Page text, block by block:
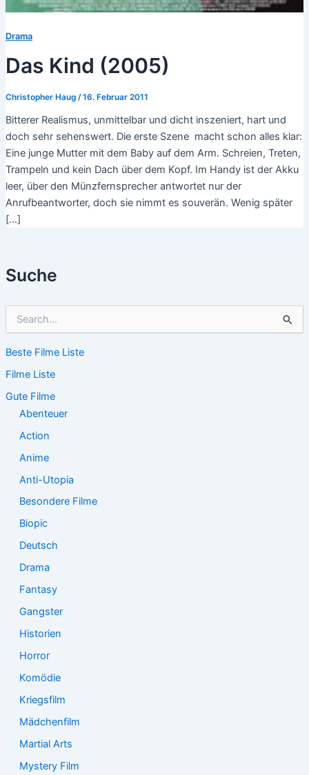
Suche
h
n
n
Beste Filme Liste
Filme Liste
Gute Filme
Abenteuer
Action
Anime
Anti-Utopia
Besondere Filme
Biopic
Deutsch
Drama
Fantasy
Gangster
Historien
Horror
Komödie
Kriegsfilm
Mädchenfilm
Martial Arts
Mystery Film
Drama
Das Kind (2005)
Christopher Haug /16. Februar 2011
Bitterer Realismus, unmittelbar und dicht inszeniert, hart und
doch sehr sehenswert. Die erste Szene macht schon alles klar:
Eine junge Mutter mit dem Baby auf dem Arm. Schreien, Treten,
Trampeln und kein Dach über dem Kopf. Im Handy ist der Akku
leer, über den Münzfernsprecher antwortet nur der
Anrufbeantworter, doch sie nimmt es souverän. Wenig später
[…]